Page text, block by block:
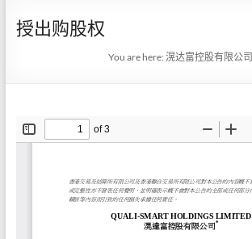
富
限
授出购股权
You are here:滉达富控股有限公司